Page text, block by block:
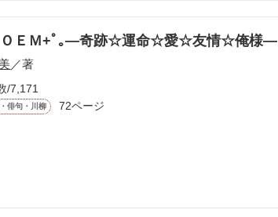
､､､
ＯＥＭ+ﾟ｡―奇跡☆運命☆愛☆友情☆俺様―
／著
/7,171
俳句・川柳 72ページ